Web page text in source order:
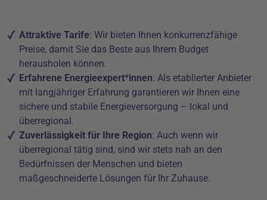
Attraktive Tarife: Wir bieten Ihnen konkurrenzfähige
Preise, damit Sie das Beste aus Ihrem Budget
herausholen können.
Erfahrene Energieexpert*innen: Als etablierter Anbieter
mit langjähriger Erfahrung garantieren wir Ihnen eine
sichere und stabile Energieversorgung – lokal und
überregional.
Zuverlässigkeit für Ihre Region: Auch wenn wir
überregional tätig sind, sind wir stets nah an den
Bedürfnissen der Menschen und bieten
maßgeschneiderte Lösungen für Ihr Zuhause.